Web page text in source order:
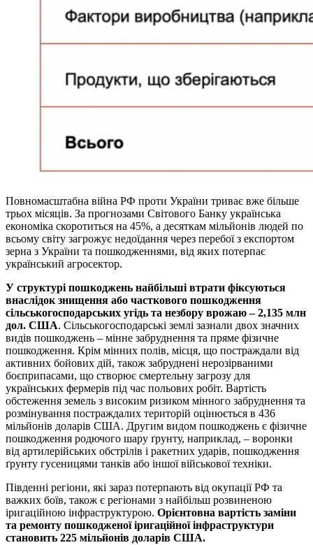
Повномасштабна війна РФ проти України триває вже більше
трьох місяців. За прогнозами Світового Банку українська
економіка скоротиться на 45%, а десяткам мільйонів людей по
всьому світу загрожує недоїдання через перебої з експортом
зерна з України та пошкодженнями, від яких потерпає
український агросектор.
У структурі пошкоджень найбільші втрати фіксуються
внаслідок знищення або часткового пошкодження
сільськогосподарських угідь та незбору врожаю – 2,135 млн
дол. США. Сільськогосподарські землі зазнали двох значних
видів пошкоджень – мінне забруднення та пряме фізичне
пошкодження. Крім мінних полів, місця, що постраждали від
активних бойових дій, також забруднені нерозірваними
боєприпасами, що створює смертельну загрозу для
українських фермерів під час польових робіт. Вартість
обстеження земель з високим ризиком мінного забруднення та
розмінування постраждалих територій оцінюється в 436
мільйонів доларів США. Другим видом пошкоджень є фізичне
пошкодження родючого шару ґрунту, наприклад, – воронки
від артилерійських обстрілів і ракетних ударів, пошкодження
ґрунту гусеницями танків або іншої військової техніки.
Південні регіони, які зараз потерпають від окупації РФ та
важких боїв, також є регіонами з найбільш розвиненою
іригаційною інфраструктурою. Орієнтовна вартість заміни
та ремонту пошкодженої іригаційної інфраструктури
становить 225 мільйонів доларів США.